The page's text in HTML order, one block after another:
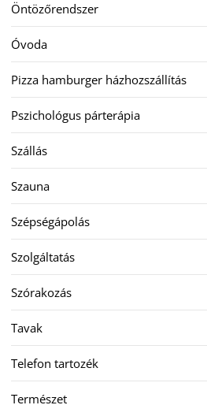
Öntözőrendszer
Óvoda
Pizza hamburger házhozszállítás
Pszichológus párterápia
Szállás
Szauna
Szépségápolás
Szolgáltatás
Szórakozás
Tavak
Telefon tartozék
Természet